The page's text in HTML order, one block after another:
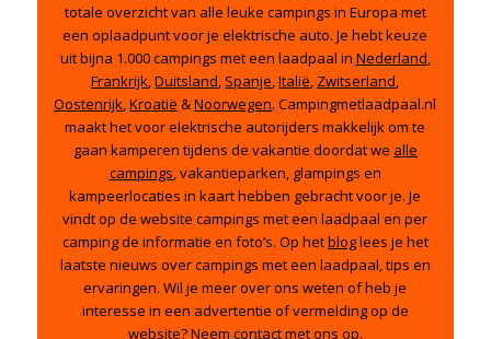
totale overzicht van alle leuke campings in Europa met
een oplaadpunt voor je elektrische auto. Je hebt keuze
uit bijna 1.000 campings met een laadpaal in Nederland,
Frankrijk,Duitsland, Spanje,Italië, Zwitserland,
Oostenrijk,Kroatië &Noorwegen. Campingmetlaadpaal.nl
maakt het voor elektrische autorijders makkelijk om te
gaan kamperen tijdens de vakantie doordat we alle
campings, vakantieparken, glampings en
kampeerlocaties in kaart hebben gebracht voor je. Je
vindt op de website campings met een laadpaal en per
camping de informatie en foto’s. Op hetbloglees je het
laatste nieuws over campings met een laadpaal, tips en
ervaringen. Wil je meer over ons weten of heb je
interesse in een advertentie of vermelding op de
website? Neem contactmet ons op.